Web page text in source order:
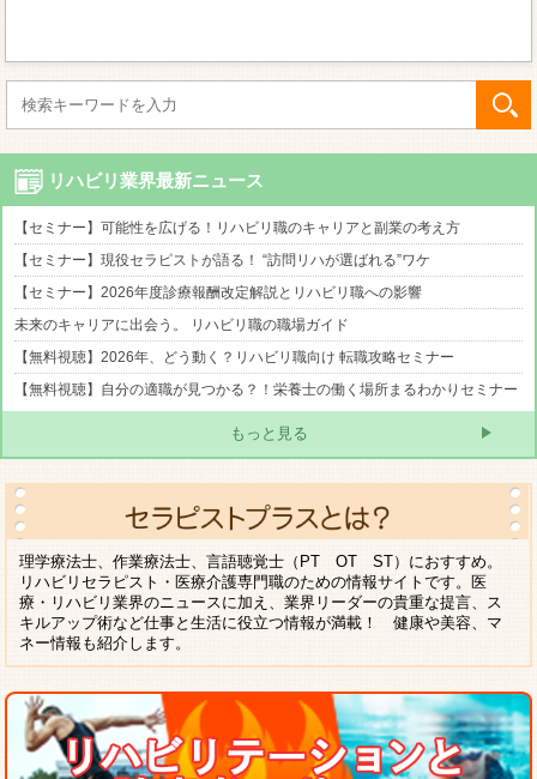
リハビリ業界最新ニュース
【セミナー】可能性を広げる！リハビリ職のキャリアと副業の考え方
【セミナー】現役セラピストが語る！ “訪問リハが選ばれる”ワケ
【セミナー】2026年度診療報酬改定解説とリハビリ職への影響
未来のキャリアに出会う。 リハビリ職の職場ガイド
【無料視聴】2026年、どう動く？リハビリ職向け 転職攻略セミナー
【無料視聴】自分の適職が見つかる？！栄養士の働く場所まるわかりセミナー
もっと見る
理学療法士、作業療法士、言語聴覚士（PT OT ST）におすすめ。
リハビリセラピスト・医療介護専門職のための情報サイトです。医
療・リハビリ業界のニュースに加え、業界リーダーの貴重な提言、ス
キルアップ術など仕事と生活に役立つ情報が満載！ 健康や美容、マ
ネー情報も紹介します。